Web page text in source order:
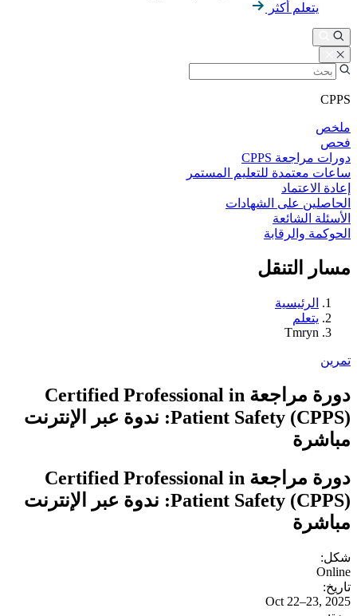
يتعلم أكثر
CPPS
ملخص
فحص
دورات مراجعة CPPS
ساعات معتمدة للتعليم المستمر
إعادة الاعتماد
الحاصلين على الشهادات
الأسئلة الشائعة
الحوكمة والرقابة
مسار التنقل
الرئيسية
يتعلم
Tmryn
تمرين
دورة مراجعة Certified Professional in
Patient Safety (CPPS): ندوة عبر الإنترنت
مباشرة
دورة مراجعة Certified Professional in
Patient Safety (CPPS): ندوة عبر الإنترنت
مباشرة
شكل:
Online
تاريخ:
Oct 22–23, 2025